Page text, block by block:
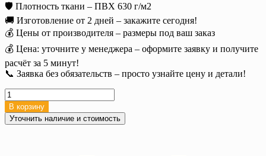
🛡️ Плотность ткани – ПВХ 630 г/м2
🚚 Изготовление от 2 дней – закажите сегодня!
💰 Цены от производителя – размеры под ваш заказ
💰 Цена: уточните у менеджера – оформите заявку и получите
расчёт за 5 минут!
📞 Заявка без обязательств – просто узнайте цену и детали!
Количество
товара
Полог
тент
В корзину
Уточнить наличие и стоимость